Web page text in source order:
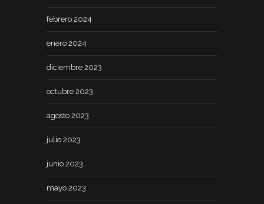
febrero 2024
enero 2024
diciembre 2023
octubre 2023
agosto 2023
julio 2023
junio 2023
mayo 2023